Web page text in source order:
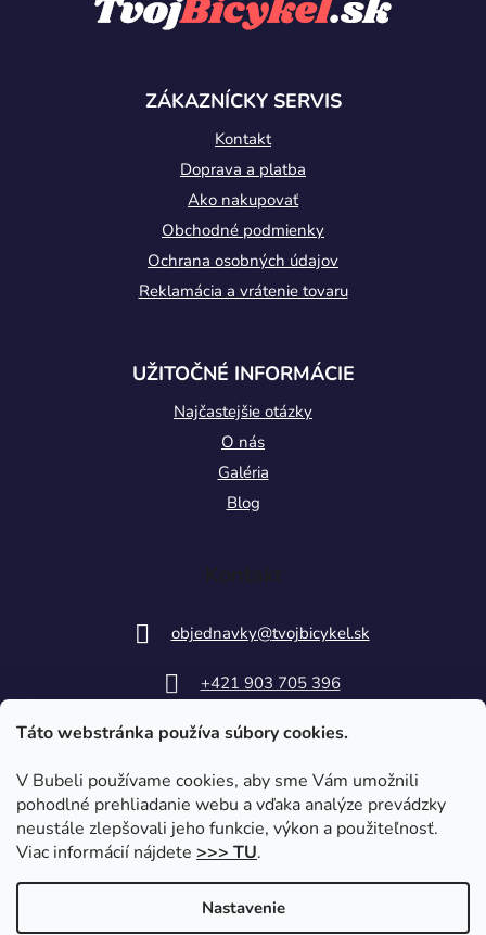
Táto webstránka používa súbory cookies.
V Bubeli používame cookies, aby sme Vám umožnili
pohodlné prehliadanie webu a vďaka analýze prevádzky
neustále zlepšovali jeho funkcie, výkon a použiteľnosť.
Viac informácií nájdete >>> TU.
Nastavenie
ZÁKAZNÍCKY SERVIS
Kontakt
Doprava a platba
Ako nakupovať
Obchodné podmienky
Ochrana osobných údajov
Reklamácia a vrátenie tovaru
UŽITOČNÉ INFORMÁCIE
Najčastejšie otázky
O nás
Galéria
Blog
Kontakt
objednavky@tvojbicykel.sk
+421 903 705 396